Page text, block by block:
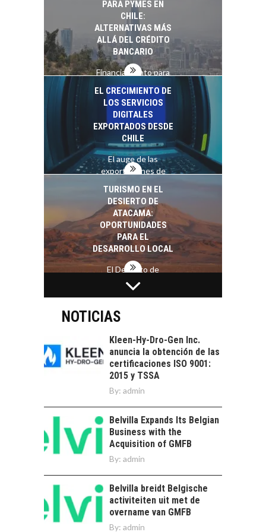
las empresas…
PARA PYMES EN
CHILE:
ALTERNATIVAS MÁS
ALLÁ DEL CRÉDITO
BANCARIO
Financiamiento para
pymes en Chile:
alternativas que
trascienden el
crédito…
EL CRECIMIENTO DE
LOS SERVICIOS
DIGITALES
EXPORTADOS DESDE
CHILE
El auge de las
exportaciones de
Chile:…
TURISMO EN EL
DESIERTO DE
ATACAMA:
OPORTUNIDADES
PARA EL
DESARROLLO LOCAL
El Desierto de
Atacama: Motor
Estratégico para el
LA INDUSTRIA
MINERA CHILENA
FRENTE AL DESAFÍO
SOSTENIBILIDAD
Minería chilena: un
pilar estratégico ante
el reto ineludible de…
CAPITAL DE RIESGO
EN CHILE:
OPORTUNIDADES
PARA STARTUPS Y
NUEVOS NEGOCIOS
Capital de riesgo en
Chile: motor de
innovación para
startups…
LA
TRANSFORMACIÓN
DE LOS RECURSOS
HUMANOS EN LAS
NOTICIAS
Kleen-Hy-Dro-Gen Inc.
anuncia la obtención de las
certificaciones ISO 9001:
2015 y TSSA
By: admin
Belvilla Expands Its Belgian
Business with the
Acquisition of GMFB
By: admin
Belvilla breidt Belgische
activiteiten uit met de
overname van GMFB
By: admin